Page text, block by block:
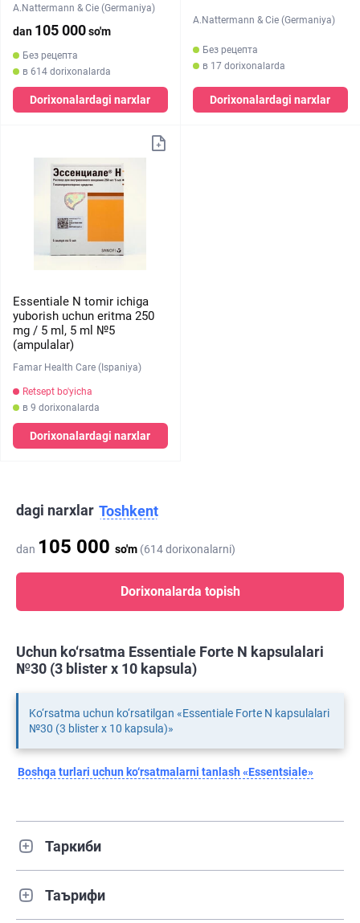
A.Nattermann & Cie (Germaniya)
dan 105 000so'm
Без рецепта
в 614 dorixonalarda
Dorixonalardagi narxlar
A.Nattermann & Cie (Germaniya)
Без рецепта
в 17 dorixonalarda
Dorixonalardagi narxlar
Essentiale N tomir ichiga
yuborish uchun eritma 250
mg / 5 ml, 5 ml №5
(ampulalar)
Famar Health Care (Ispaniya)
Retsept bo'yicha
в 9 dorixonalarda
Dorixonalardagi narxlar
dagi narxlar Toshkent
dan 105 000 so'm (614 dorixonalarni)
Dorixonalarda topish
Uchun ko‘rsatma Essentiale Forte N kapsulalari
№30 (3 blister х 10 kapsula)
Ko‘rsatma uchun ko‘rsatilgan «Essentiale Forte N kapsulalari
№30 (3 blister х 10 kapsula)»
Boshqa turlari uchun ko‘rsatmalarni tanlash «Essentsiale»
Таркиби
Таърифи